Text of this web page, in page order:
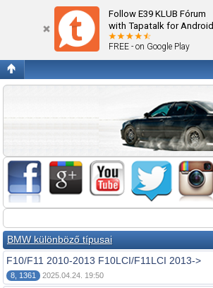
Follow E39 KLUB Fórum
with Tapatalk for Android
FREE - on Google Play
Fórum kezdőlap megtekintése
BMW különböző típusai
F10/F11 2010-2013 F10LCI/F11LCI 2013->
8, 1361 2025.04.24. 19:50